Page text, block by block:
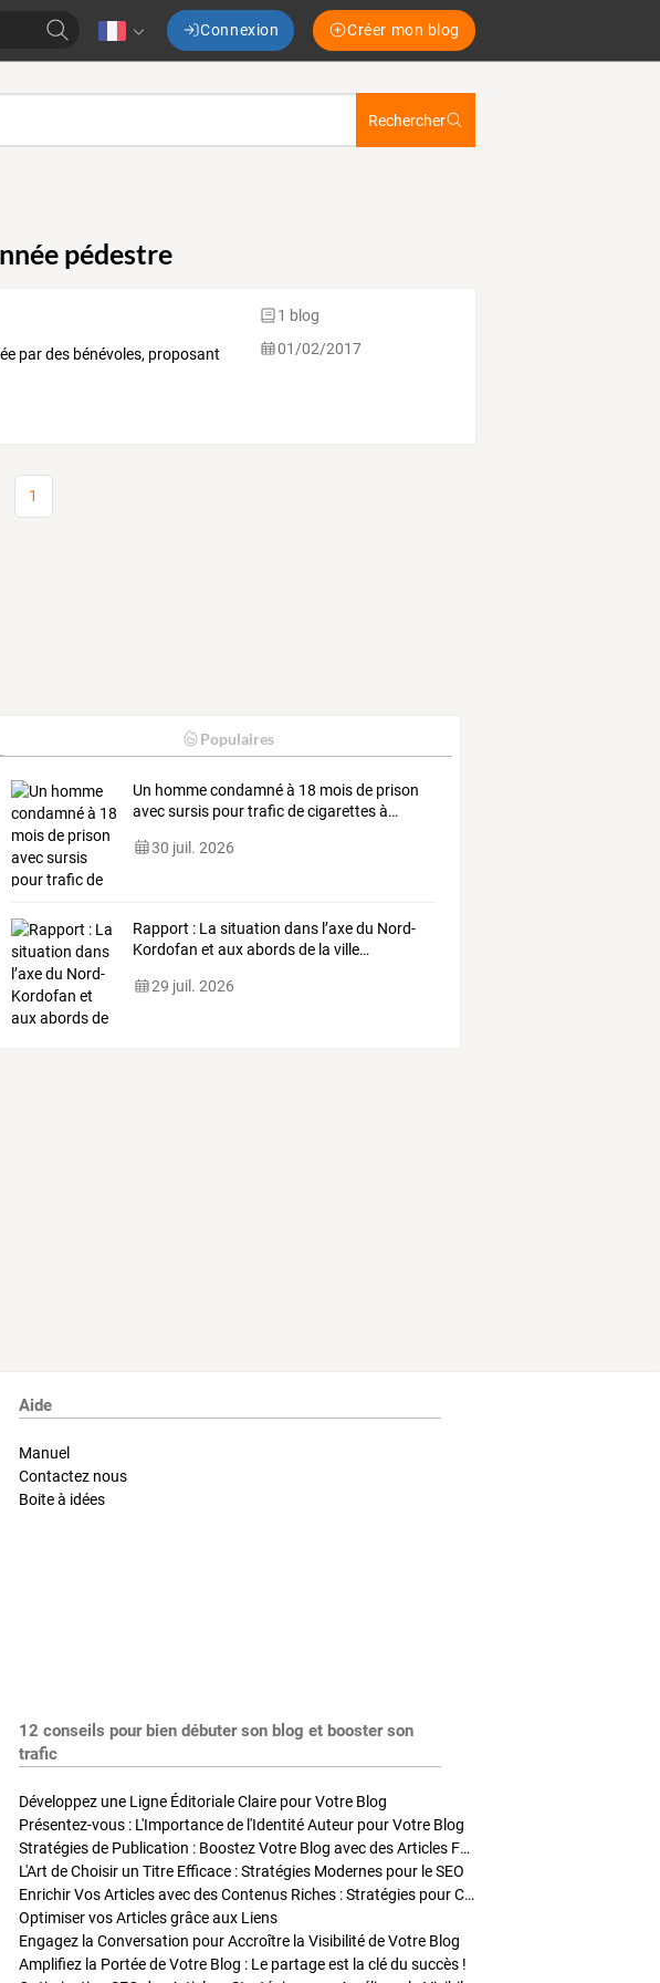
Connexion Créer mon blog
Rechercher
pédestre
par des bénévoles, proposant
1 blog
01/02/2017
1
Populaires
Un hommecondamnéà 18 moisde prison
avecsursis pourtraficdecigarettesà…
30 juil. 2026
Rapport : La situation dans l’axedu Nord-
Kordofan et auxabordsde la ville…
29 juil. 2026
Aide
Manuel
Contactez nous
Boite à idées
12 conseils pour bien débuter son blog et booster son
trafic
Développez une Ligne Éditoriale Claire pour Votre Blog
Présentez-vous : L'Importance de l'Identité Auteur pour Votre Blog
Stratégies de Publication : Boostez Votre Blog avec des Articles Fréquents et Exclusifs
L'Art de Choisir un Titre Efficace : Stratégies Modernes pour le SEO
Enrichir Vos Articles avec des Contenus Riches : Stratégies pour Captiver et Optimiser
Optimiser vos Articles grâce aux Liens
Engagez la Conversation pour Accroître la Visibilité de Votre Blog
Amplifiez la Portée de Votre Blog : Le partage est la clé du succès !